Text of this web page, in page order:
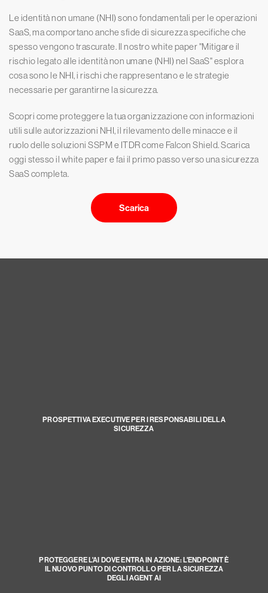
Le identità non umane (NHI) sono fondamentali per le operazioni
SaaS, ma comportano anche sfide di sicurezza specifiche che
spesso vengono trascurate. Il nostro white paper "Mitigare il
rischio legato alle identità non umane (NHI) nel SaaS" esplora
cosa sono le NHI, i rischi che rappresentano e le strategie
necessarie per garantirne la sicurezza.
Scopri come proteggere la tua organizzazione con informazioni
utili sulle autorizzazioni NHI, il rilevamento delle minacce e il
ruolo delle soluzioni SSPM e ITDR come Falcon Shield. Scarica
oggi stesso il white paper e fai il primo passo verso una sicurezza
SaaS completa.
Scarica
PROSPETTIVA EXECUTIVE PER I RESPONSABILI DELLA
SICUREZZA
PROTEGGERE L'AI DOVE ENTRA IN AZIONE: L'ENDPOINT È
IL NUOVO PUNTO DI CONTROLLO PER LA SICUREZZA
DEGLI AGENT AI